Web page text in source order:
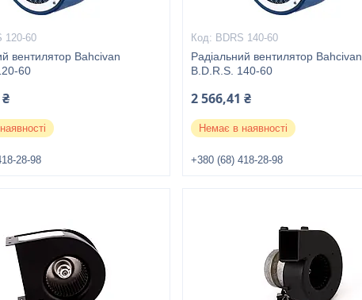
120-60
вентилятор Bahcivan
60
28-98
BDRS 140-60
Радіальний вентилятор Bahcivan
B.D.R.S. 140-60
2 566,41 ₴
Немає в наявності
+380 (68) 418-28-98